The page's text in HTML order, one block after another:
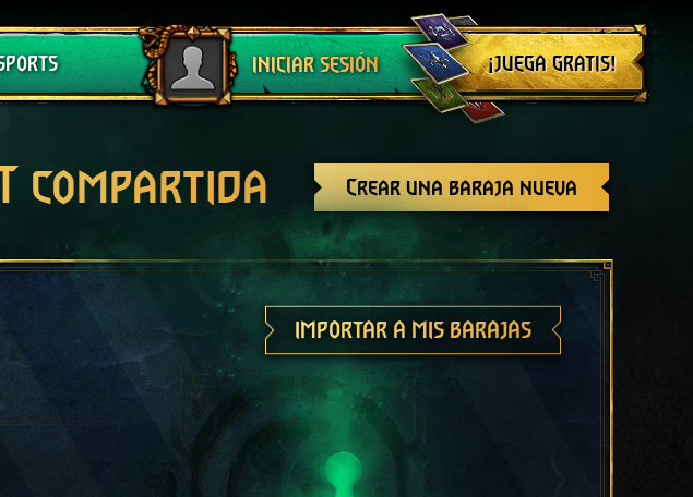
INICIAR SESIÓN
Cerrar sesión
¡JUEGA GRATIS!
Crear una baraja nueva
compartida
IMPORTAR A MIS BARAJAS